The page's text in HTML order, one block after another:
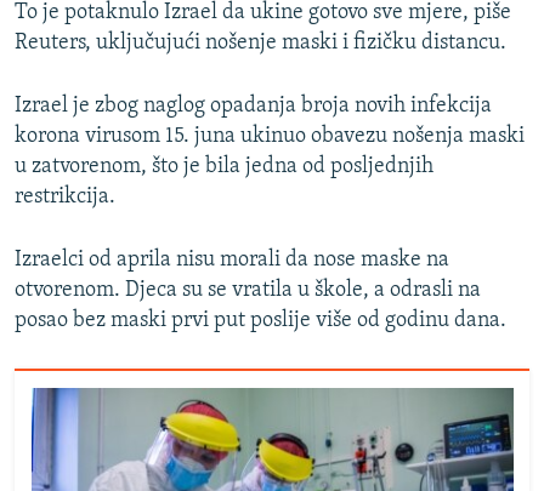
To je potaknulo Izrael da ukine gotovo sve mjere, piše
Reuters, uključujući nošenje maski i fizičku distancu.
Izrael je zbog naglog opadanja broja novih infekcija
korona virusom 15. juna ukinuo obavezu nošenja maski
u zatvorenom, što je bila jedna od posljednjih
restrikcija.
Izraelci od aprila nisu morali da nose maske na
otvorenom. Djeca su se vratila u škole, a odrasli na
posao bez maski prvi put poslije više od godinu dana.